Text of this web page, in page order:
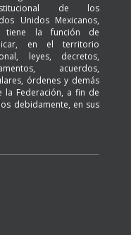
de los
Unidos Mexicanos,
tiene la función de
en el territorio
leyes, decretos,
acuerdos,
órdenes y demás
la Federación, a fin de
debidamente, en sus